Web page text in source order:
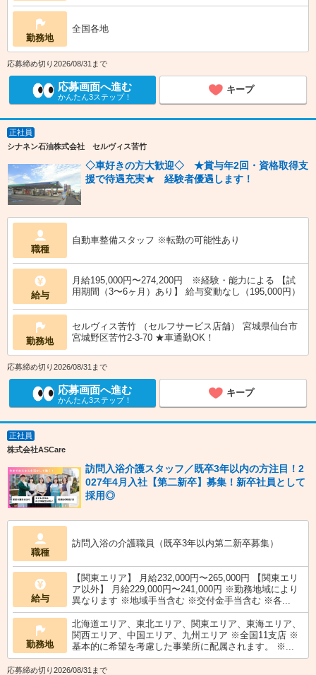
勤務地
全国各地
応募締め切り2026/08/31まで
応募画面へ進む
かんたん3ステップ！
キープ
正社員
シナネン石油株式会社 セルヴィス苦竹
◇車好きの方大歓迎◇ ★賞与年2回・資格取得支
援で待遇充実★ 経験者優遇します！
職種
自動車整備スタッフ ※転勤の可能性あり
給与
月給195,000円〜274,200円 ※経験・能力による 【試
用期間（3〜6ヶ月）あり】 給与変動なし（195,000円）
勤務地
セルヴィス苦竹 （セルフサービス店舗） 宮城県仙台市
宮城野区苦竹2-3-70 ★車通勤OK！
応募締め切り2026/08/31まで
応募画面へ進む
かんたん3ステップ！
キープ
正社員
株式会社ASCare
訪問入浴介護スタッフ／既卒3年以内の方注目！2
027年4月入社【第二新卒】募集！新卒社員として
採用◎
職種
訪問入浴の介護職員（既卒3年以内第二新卒募集）
給与
【関東エリア】 月給232,000円〜265,000円 【関東エリ
ア以外】 月給229,000円〜241,000円 ※勤務地域により
異なります ※地域手当含む ※交付金手当含む ※各...
勤務地
北海道エリア、東北エリア、関東エリア、東海エリア、
関西エリア、中国エリア、九州エリア ※全国11支店 ※
基本的に希望を考慮した事業所に配属されます。 ※...
応募締め切り2026/08/31まで